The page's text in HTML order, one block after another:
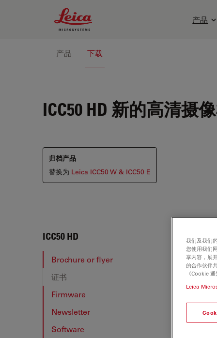
Leica Microsystems Logo
产品
产品 下载
ICC50 HD 新的高清摄
归档产品
替换为 Leica ICC50 W & ICC50 E
ICC50 HD
Brochure or flyer
证书
Firmware
Newsletter
Software
我们及我们
您使用我们
享内容，展
的合作伙伴
《Cookie
Leica